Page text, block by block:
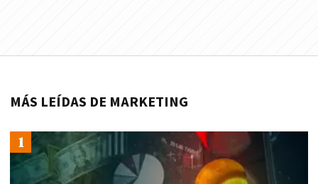
MÁS LEÍDAS DE MARKETING